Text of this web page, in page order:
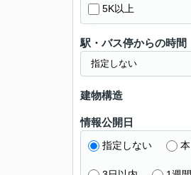
5K以上
駅・バス停からの時間
建物構造
情報公開日
指定しない